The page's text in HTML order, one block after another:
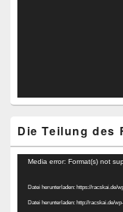
Die Teilung des
Video-
Media error: Format(s) not
Datei herunterladen: https://racskai.de/
Datei herunterladen: http://racskai.de/